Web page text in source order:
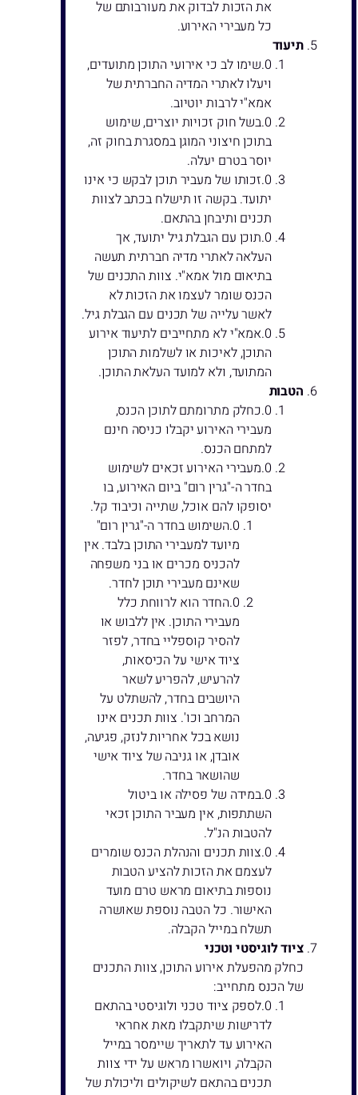
את הזכות לבדוק את מעורבותם של
כל מעבירי האירוע.
תיעוד
שימו לב כי אירועי התוכן מתועדים,
ויעלו לאתרי המדיה החברתית של
אמא"י לרבות יוטיוב.
בשל חוק זכויות יוצרים, שימוש
בתוכן חיצוני המוגן במסגרת בחוק זה,
יוסר בטרם יעלה.
זכותו של מעביר תוכן לבקש כי אינו
יתועד. בקשה זו תישלח בכתב לצוות
תכנים ותיבחן בהתאם.
תוכן עם הגבלת גיל יתועד, אך
העלאה לאתרי מדיה חברתית תעשה
בתיאום מול אמא"י. צוות התכנים של
הכנס שומר לעצמו את הזכות לא
לאשר עלייה של תכנים עם הגבלת גיל.
אמא"י לא מתחייבים לתיעוד אירוע
התוכן, לאיכות או לשלמות התוכן
המתועד, ולא למועד העלאת התוכן.
הטבות
כחלק מתרומתם לתוכן הכנס,
מעבירי האירוע יקבלו כניסה חינם
למתחם הכנס.
מעבירי האירוע זכאים לשימוש
בחדר ה-"גרין רום" ביום האירוע, בו
יסופקו להם אוכל, שתייה וכיבוד קל.
השימוש בחדר ה-"גרין רום"
מיועד למעבירי התוכן בלבד. אין
להכניס מכרים או בני משפחה
שאינם מעבירי תוכן לחדר.
החדר הוא לרווחת כלל
מעבירי התוכן. אין ללבוש או
להסיר קוספליי בחדר, לפזר
ציוד אישי על הכיסאות,
להרעיש, להפריע לשאר
היושבים בחדר, להשתלט על
המרחב וכו'. צוות תכנים אינו
נושא בכל אחריות לנזק, פגיעה,
אובדן, או גניבה של ציוד אישי
שהושאר בחדר.
במידה של פסילה או ביטול
השתתפות, אין מעביר התוכן זכאי
להטבות הנ"ל.
צוות תכנים והנהלת הכנס שומרים
לעצמם את הזכות להציע הטבות
נוספות בתיאום מראש טרם מועד
האישור. כל הטבה נוספת שאושרה
תשלח במייל הקבלה.
ציוד לוגיסטי וטכני
כחלק מהפעלת אירוע התוכן, צוות התכנים
של הכנס מתחייב:
לספק ציוד טכני ולוגיסטי בהתאם
לדרישות שיתקבלו מאת אחראי
האירוע עד לתאריך שיימסר במייל
הקבלה, ויואשרו מראש על ידי צוות
תכנים בהתאם לשיקולים וליכולת של